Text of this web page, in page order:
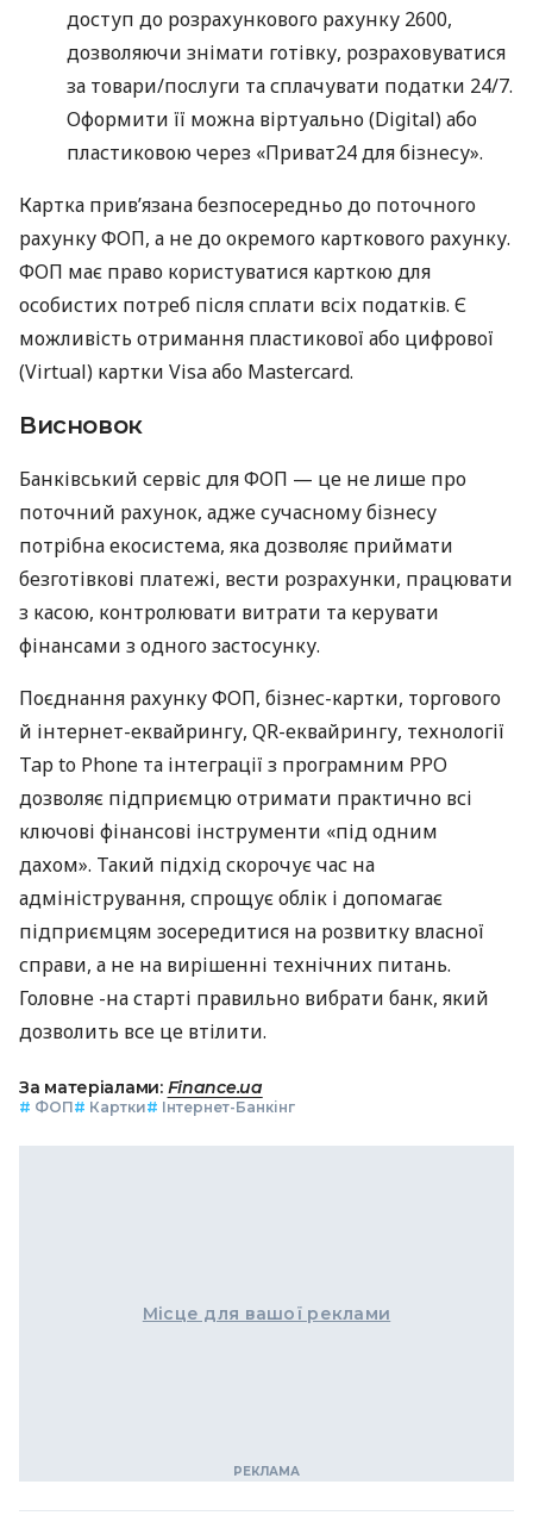
доступ до розрахункового рахунку 2600,
дозволяючи знімати готівку, розраховуватися
за товари/послуги та сплачувати податки 24/7.
Оформити її можна віртуально (Digital) або
пластиковою через «Приват24 для бізнесу».
Картка прив’язана безпосередньо до поточного
рахунку ФОП, а не до окремого карткового рахунку.
ФОП має право користуватися карткою для
особистих потреб після сплати всіх податків. Є
можливість отримання пластикової або цифрової
(Virtual) картки Visa або Mastercard.
Висновок
Банківський сервіс для ФОП — це не лише про
поточний рахунок, адже сучасному бізнесу
потрібна екосистема, яка дозволяє приймати
безготівкові платежі, вести розрахунки, працювати
з касою, контролювати витрати та керувати
фінансами з одного застосунку.
Поєднання рахунку ФОП, бізнес-картки, торгового
й інтернет-еквайрингу, QR-еквайрингу, технології
Tap to Phone та інтеграції з програмним РРО
дозволяє підприємцю отримати практично всі
ключові фінансові інструменти «під одним
дахом». Такий підхід скорочує час на
адміністрування, спрощує облік і допомагає
підприємцям зосередитися на розвитку власної
справи, а не на вирішенні технічних питань.
Головне -на старті правильно вибрати банк, який
дозволить все це втілити.
За матеріалами: Finance.ua
# ФОП# Картки# Інтернет-Банкінг
Місце для вашої реклами